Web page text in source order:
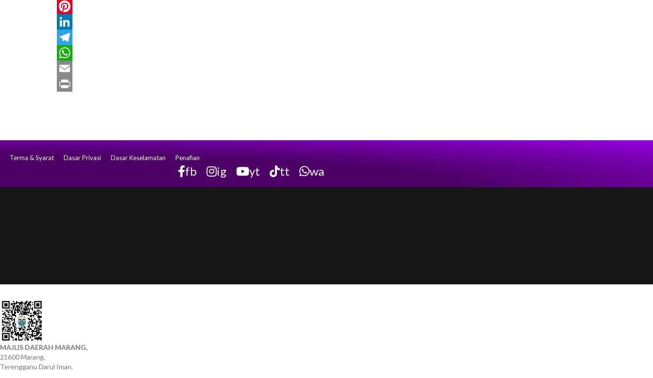
Twitter
Pinterest
LinkedIn
Telegram
WhatsApp
Email
Terma & Syarat Dasar Privasi Dasar Keselamatan Penafian
fb ig yt tt wa
MAJLIS DAERAH MARANG,
21600 Marang,
Terengganu Darul Iman.